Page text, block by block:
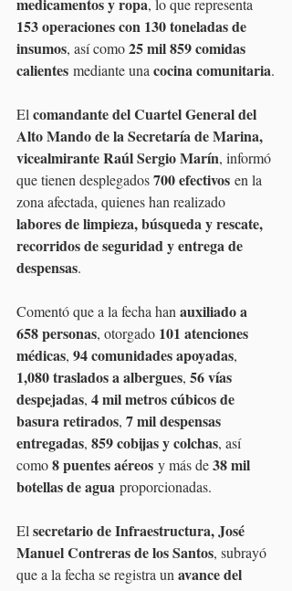
medicamentos y ropa, lo que representa
153 operaciones con 130 toneladas de
insumos, así como 25 mil 859 comidas
calientes mediante una cocina comunitaria.
El comandante del Cuartel General del
Alto Mando de la Secretaría de Marina,
vicealmirante Raúl Sergio Marín, informó
que tienen desplegados 700 efectivos en la
zona afectada, quienes han realizado
labores de limpieza, búsqueda y rescate,
recorridos de seguridad y entrega de
despensas.
Comentó que a la fecha han auxiliado a
658 personas, otorgado 101 atenciones
médicas, 94 comunidades apoyadas,
1,080 traslados a albergues, 56 vías
despejadas, 4 mil metros cúbicos de
basura retirados, 7 mil despensas
entregadas, 859 cobijas y colchas, así
como 8 puentes aéreos y más de 38 mil
botellas de agua proporcionadas.
El secretario de Infraestructura, José
Manuel Contreras de los Santos, subrayó
que a la fecha se registra un avance del